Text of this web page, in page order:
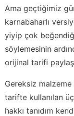
Ama geçtiğimiz
karnabaharlı
yiyip çok
söylemesinin
orijinal tarifi
Gereksiz malzeme
tarifte kullanılan
hakkı tanıdım